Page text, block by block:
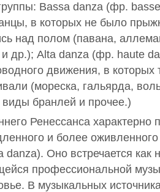
Bassa danza (фр.
в которых не было
над полом (павана,
др.); Alta danza (фр. haute
движения, в
(мореска, гальярда,
бранлей и прочее.)
Ренессанса характерно
и более
danza). Оно встречается как
профессиональной
В музыкальных